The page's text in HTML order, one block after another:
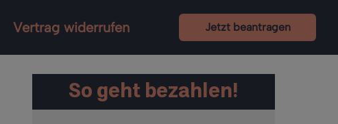
Vertrag widerrufen Jetzt beantragen
So geht bezahlen!